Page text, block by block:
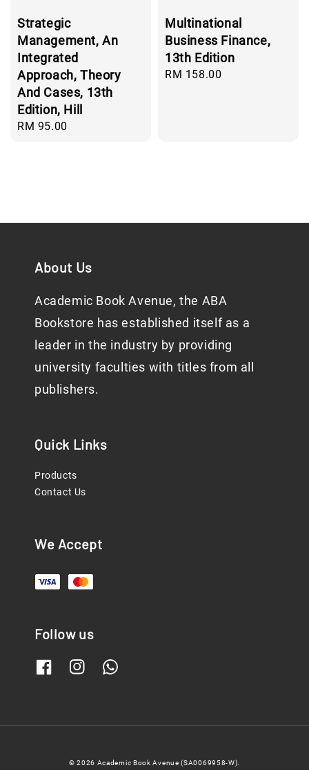
Strategic
Management, An
Integrated
Approach, Theory
And Cases, 13th
Edition, Hill
Regular
RM 95.00
Multinational
Business Finance,
13th Edition
Regular
RM 158.00
About Us
Academic Book Avenue, the ABA
Bookstore has established itself as a
leader in the industry by providing
university faculties with titles from all
publishers.
Quick Links
Products
Contact Us
We Accept
Follow us
© 2026 Academic Book Avenue (SA0069958-W).